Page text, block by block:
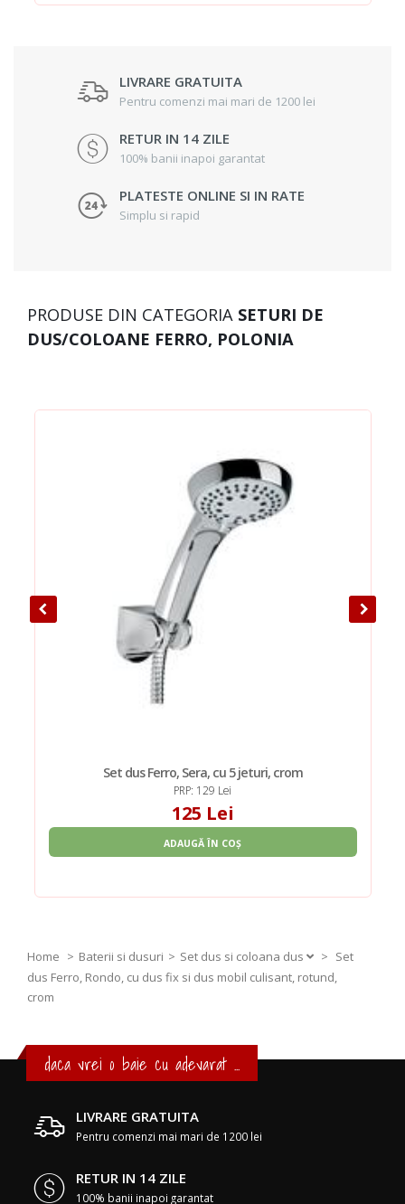
LIVRARE GRATUITA
Pentru comenzi mai mari de 1200 lei
RETUR IN 14 ZILE
100% banii inapoi garantat
PLATESTE ONLINE SI IN RATE
Simplu si rapid
PRODUSE DIN CATEGORIA SETURI DE
DUS/COLOANE FERRO, POLONIA
Set dus Ferro, Sera, cu 5 jeturi, crom
PRP: 129 Lei
125 Lei
ADAUGĂ ÎN COȘ
Home Baterii si dusuri Set dus si coloana dus > Set
dus Ferro, Rondo, cu dus fix si dus mobil culisant, rotund,
crom
daca vrei o baie cu adevarat ...
LIVRARE GRATUITA
Pentru comenzi mai mari de 1200 lei
RETUR IN 14 ZILE
100% banii inapoi garantat